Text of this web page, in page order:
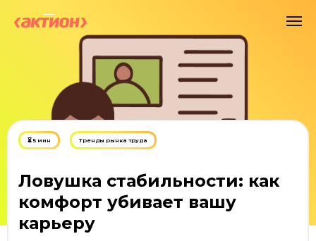
⏳ 5 мин Тренды рынка труда
Ловушка стабильности: как
комфорт убивает вашу
карьеру